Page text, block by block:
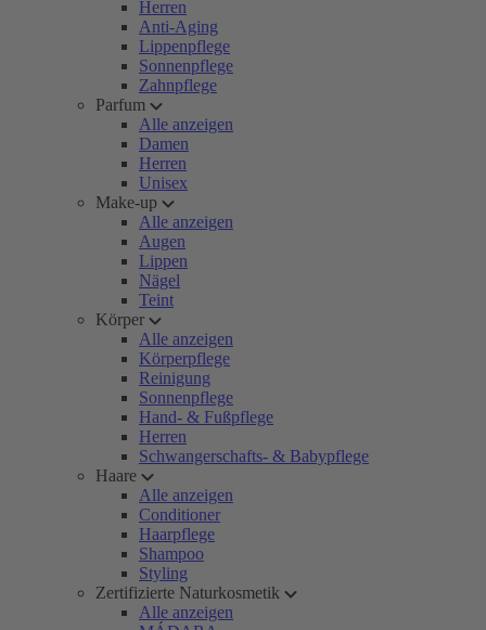
Herren
Anti-Aging
Lippenpflege
Sonnenpflege
Zahnpflege
Parfum
Alle anzeigen
Damen
Herren
Unisex
Make-up
Alle anzeigen
Augen
Lippen
Nägel
Teint
Körper
Alle anzeigen
Körperpflege
Reinigung
Sonnenpflege
Hand- & Fußpflege
Herren
Schwangerschafts- & Babypflege
Haare
Alle anzeigen
Conditioner
Haarpflege
Shampoo
Styling
Zertifizierte Naturkosmetik
Alle anzeigen